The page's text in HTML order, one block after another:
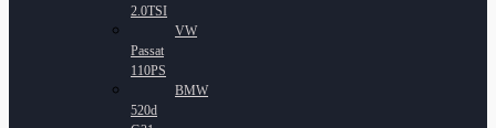
2.0TSI
VW
Passat
110PS
BMW
520d